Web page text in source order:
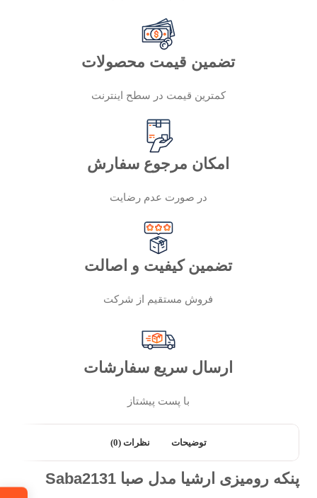
تضمین قیمت محصولات
کمترین قیمت در سطح اینترنت
امکان مرجوع سفارش
در صورت عدم رضایت
تضمین کیفیت و اصالت
فروش مستقیم از شرکت
ارسال سریع سفارشات
با پست پیشتاز
توضیحات نظرات (0)
پنکه رومیزی ارشیا مدل صبا Saba2131